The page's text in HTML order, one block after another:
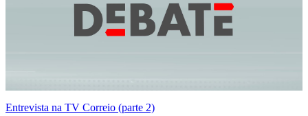
Entrevista na TV Correio (parte 2)